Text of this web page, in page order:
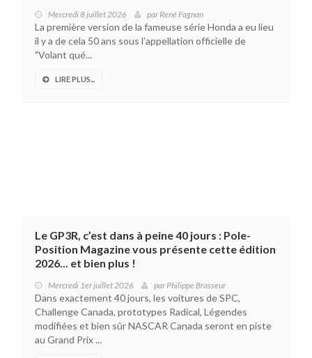
Mercredi 8 juillet 2026 parRené Fagnan
La première version de la fameuse série Honda a eu lieu
il y a de cela 50 ans sous l’appellation officielle de
"Volant qué...
LIRE PLUS...
Le GP3R, c’est dans à peine 40 jours : Pole-
Position Magazine vous présente cette édition
2026... et bien plus !
Mercredi 1er juillet 2026 parPhilippe Brasseur
Dans exactement 40 jours, les voitures de SPC,
Challenge Canada, prototypes Radical, Légendes
modifiées et bien sûr NASCAR Canada seront en piste
au Grand Prix ...